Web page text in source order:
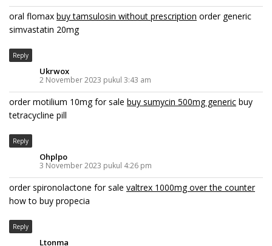
oral flomax buy tamsulosin without prescription order generic
simvastatin 20mg
Reply
Ukrwox
2 November 2023 pukul 3:43 am
order motilium 10mg for sale buy sumycin 500mg generic buy
tetracycline pill
Reply
Ohplpo
3 November 2023 pukul 4:26 pm
order spironolactone for sale valtrex 1000mg over the counter
how to buy propecia
Reply
Ltonma